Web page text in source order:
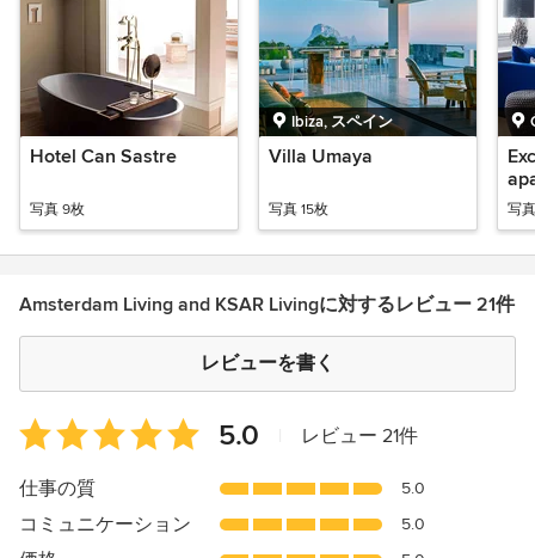
Hotel Can Sastre
写真 9枚
Ibiza, スペイン
Villa Umaya
写真 15枚 写
Amsterdam Living and KSAR Livingに対するレビュー 21件
レビューを書く
平
均
評
5
5.0 レビュー 21件
仕事の質 5.0
コミュニケーション 5.0